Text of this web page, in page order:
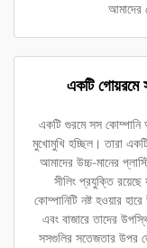
আমাদের
একটি গোয়রমে
একটি গুরমে সস কোম্পানি
মুখোমুখি হচ্ছিল। তারা
আমাদের উচ্চ-মানের
সীলিং প্রযুক্তি
কোম্পানিটি নষ্ট হওয়ার
এবং বাজারে তাদের
সসগুলির সতেজতার উপর